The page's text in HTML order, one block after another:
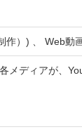
作）) 、 Web動
メディアが、